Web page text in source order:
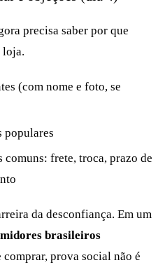
precisa saber por que
loja.
(com nome e foto, se
populares
comuns: frete, troca, prazo de
da desconfiança. Em um
brasileiros
comprar, prova social não é